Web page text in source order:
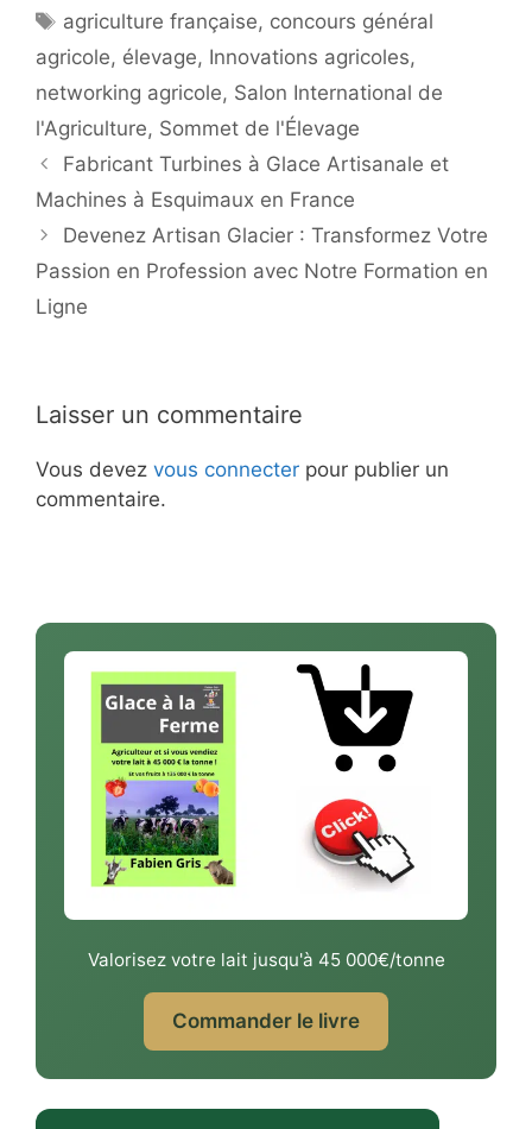
Étiquettes
agriculture française, concours général
agricole, élevage, Innovations agricoles,
networking agricole, Salon International de
l'Agriculture, Sommet de l'Élevage
Fabricant Turbines à Glace Artisanale et
Machines à Esquimaux en France
Devenez Artisan Glacier : Transformez Votre
Passion en Profession avec Notre Formation en
Ligne
Laisser un commentaire
Vous devez vous connecter pour publier un
commentaire.
Valorisez votre lait jusqu'à 45 000€/tonne
Commander le livre